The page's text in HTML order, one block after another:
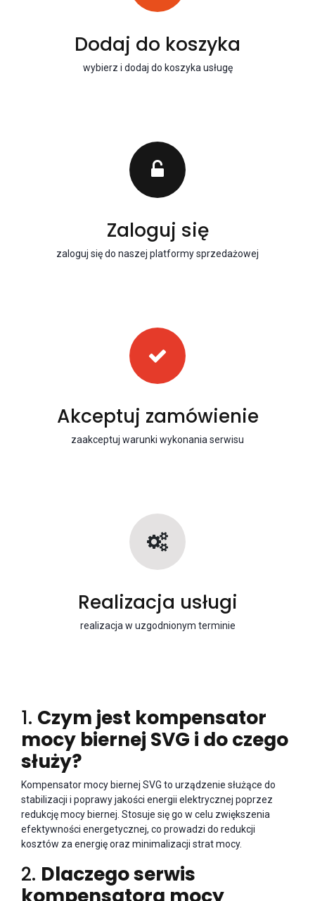
Dodaj do koszyka
wybierz i dodaj do koszyka usługę
Zaloguj się
zaloguj się do naszej platformy sprzedażowej
Akceptuj zamówienie
zaakceptuj warunki wykonania serwisu
Realizacja usługi
realizacja w uzgodnionym terminie
1. Czym jest kompensator
mocy biernej SVG i do czego
służy?
Kompensator mocy biernej SVG to urządzenie służące do
stabilizacji i poprawy jakości energii elektrycznej poprzez
redukcję mocy biernej. Stosuje się go w celu zwiększenia
efektywności energetycznej, co prowadzi do redukcji
kosztów za energię oraz minimalizacji strat mocy.
2. Dlaczego serwis
kompensatora mocy